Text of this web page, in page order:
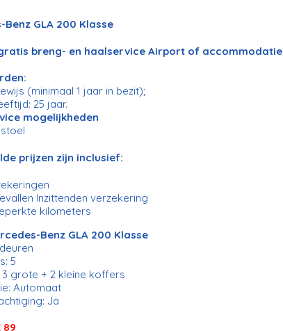
Benz GLA 200 Klasse
breng- en haalservice Airport of accommodatie
(minimaal 1 jaar in bezit);
25 jaar.
mogelijkheden
prijzen zijn inclusief:
Inzittenden verzekering
kilometers
Benz GLA 200 Klasse
5
grote + 2 kleine koffers
Automaat
Ja
89